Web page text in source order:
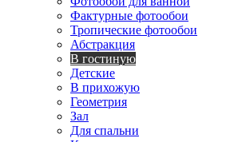
Фактурные фотообои
Тропические фотообои
Абстракция
В гостиную
Детские
В прихожую
Геометрия
Зал
Для спальни